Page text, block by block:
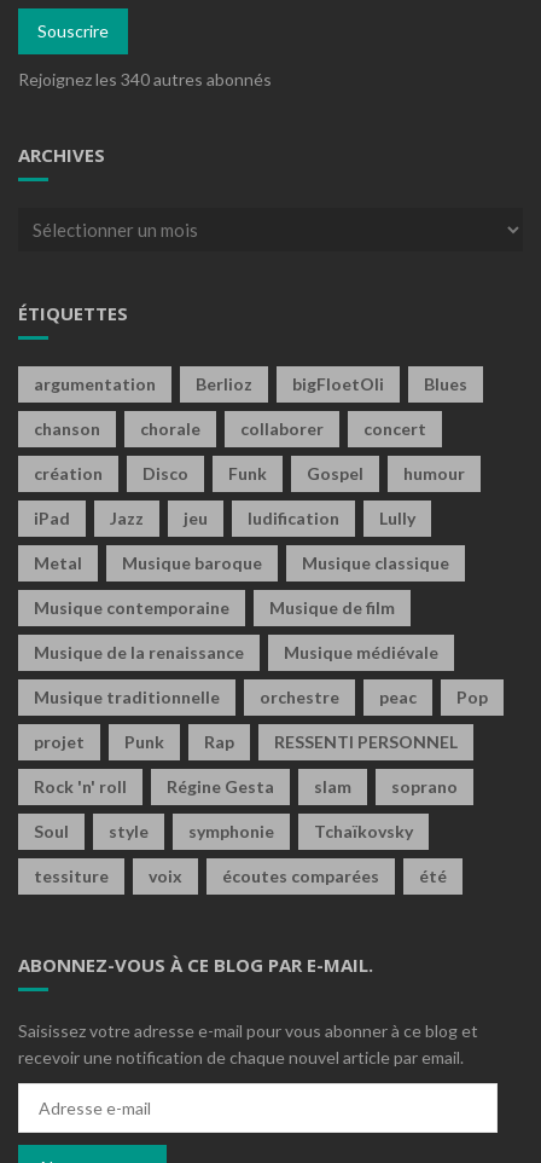
mail
Souscrire
Rejoignez les 340 autres abonnés
ARCHIVES
Archives
ÉTIQUETTES
argumentation Berlioz bigFloetOli Blues
chanson chorale collaborer concert
création Disco Funk Gospel humour
iPad Jazz jeu ludification Lully
Metal Musique baroque Musique classique
Musique contemporaine Musique de film
Musique de la renaissance Musique médiévale
Musique traditionnelle orchestre peac Pop
projet Punk Rap RESSENTI PERSONNEL
Rock 'n' roll Régine Gesta slam soprano
Soul style symphonie Tchaïkovsky
tessiture voix écoutes comparées été
ABONNEZ-VOUS À CE BLOG PAR E-MAIL.
Saisissez votre adresse e-mail pour vous abonner à ce blog et
recevoir une notification de chaque nouvel article par email.
mail